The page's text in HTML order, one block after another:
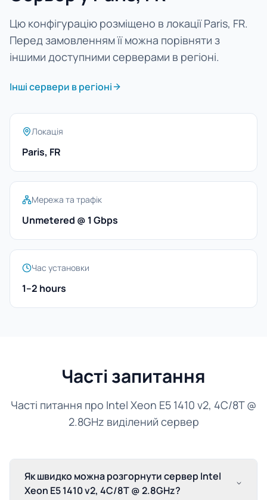
Цю конфігурацію розміщено в локації Paris, FR.
Перед замовленням її можна порівняти з
іншими доступними серверами в регіоні.
Інші сервери в регіоні
Локація
Paris, FR
Мережа та трафік
Unmetered @ 1 Gbps
Час установки
1–2 hours
Часті запитання
Часті питання про Intel Xeon E5 1410 v2, 4C/8T @
2.8GHz виділений сервер
Як швидко можна розгорнути сервер Intel
Xeon E5 1410 v2, 4C/8T @ 2.8GHz?